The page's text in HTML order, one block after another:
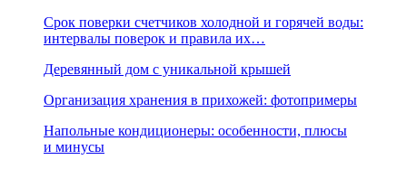
Срок поверки счетчиков холодной и горячей воды:
интервалы поверок и правила их…
Деревянный дом с уникальной крышей
Организация хранения в прихожей: фотопримеры
Напольные кондиционеры: особенности, плюсы
и минусы